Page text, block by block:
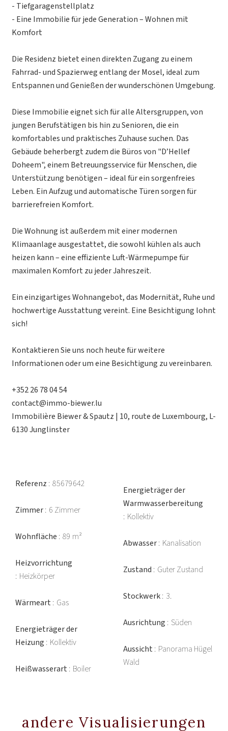
- Tiefgaragenstellplatz
- Eine Immobilie für jede Generation – Wohnen mit
Komfort
Die Residenz bietet einen direkten Zugang zu einem
Fahrrad- und Spazierweg entlang der Mosel, ideal zum
Entspannen und Genießen der wunderschönen Umgebung.
Diese Immobilie eignet sich für alle Altersgruppen, von
jungen Berufstätigen bis hin zu Senioren, die ein
komfortables und praktisches Zuhause suchen. Das
Gebäude beherbergt zudem die Büros von "D’Hellef
Doheem", einem Betreuungsservice für Menschen, die
Unterstützung benötigen – ideal für ein sorgenfreies
Leben. Ein Aufzug und automatische Türen sorgen für
barrierefreien Komfort.
Die Wohnung ist außerdem mit einer modernen
Klimaanlage ausgestattet, die sowohl kühlen als auch
heizen kann – eine effiziente Luft-Wärmepumpe für
maximalen Komfort zu jeder Jahreszeit.
Ein einzigartiges Wohnangebot, das Modernität, Ruhe und
hochwertige Ausstattung vereint. Eine Besichtigung lohnt
sich!
Kontaktieren Sie uns noch heute für weitere
Informationen oder um eine Besichtigung zu vereinbaren.
+352 26 78 04 54
contact@immo-biewer.lu
Immobilière Biewer & Spautz | 10, route de Luxembourg, L-
6130 Junglinster
Referenz 85679642
Zimmer 6 Zimmer
Wohnfläche 89 m²
Heizvorrichtung
Heizkörper
Wärmeart Gas
Energieträger der
Heizung Kollektiv
Heißwasserart Boiler
Energieträger der
Warmwasserbereitung
Kollektiv
Abwasser Kanalisation
Zustand Guter Zustand
Stockwerk 3.
Ausrichtung Süden
Aussicht Panorama Hügel
Wald
andere Visualisierungen